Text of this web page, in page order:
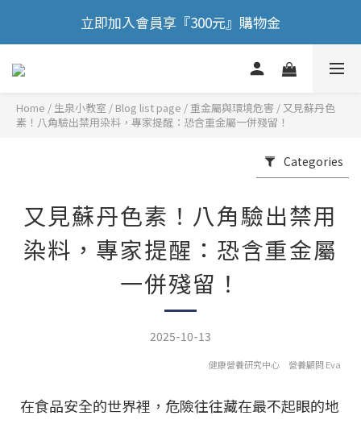
🎉 歡慶88節，滿額送膠原蛋白正貨！！
立即加入會員享『300元』購物金
🎉 歡慶88節，滿額送膠原蛋白正貨！！
Home / Blog list page / 重金屬與環境危害 / 又見蘇丹色
素！八角驗出禁用染料，專家提醒：恐含重金屬一併殘留！
Categories
又見蘇丹色素！八角驗出禁用
染料，專家提醒：恐含重金屬
一併殘留！
2025-10-13
健康營養研究中心 營養顧問 Eva
在食品安全的世界裡，危險往往藏在最不起眼的地